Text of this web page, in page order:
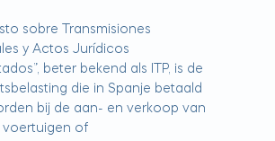
sobre Transmisiones
y Actos Jurídicos
beter bekend als ITP, is de
die in Spanje betaald
bij de aan- en verkoop van
voertuigen of